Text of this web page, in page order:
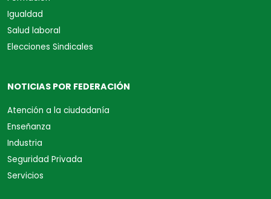
Igualdad
Salud laboral
Elecciones Sindicales
NOTICIAS POR FEDERACIÓN
Atención a la ciudadanía
Enseñanza
Industria
Seguridad Privada
Servicios